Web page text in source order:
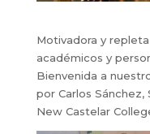
Motivadora y
académicos y
Bienvenida a
por Carlos Sánchez,
New Castelar